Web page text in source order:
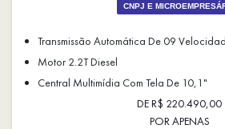
CNPJ E
Transmissão Automática De 09
Motor 2.2T Diesel
Central Multimídia Com Tela De 10,1"
DE R$ 220.490,00
POR APENAS